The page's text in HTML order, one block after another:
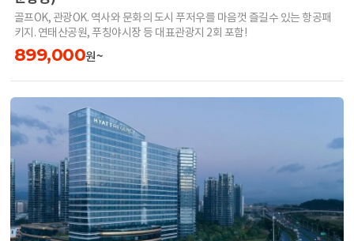
골프OK, 관광OK. 역사와 문화의 도시 푸저우를 마음껏 즐길수 있는 항공패
키지. 연태산공원, 푸칭야시장 등 대표관광지 2회 포함!
899,000원~